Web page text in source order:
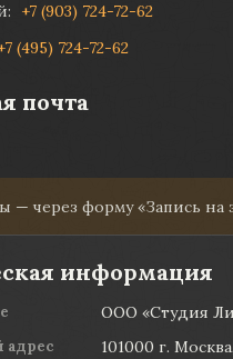
+7 (903) 724-72-62
(495) 724-72-62
почта
— через форму «Запись на
информация
ООО «Студия
101000 г.